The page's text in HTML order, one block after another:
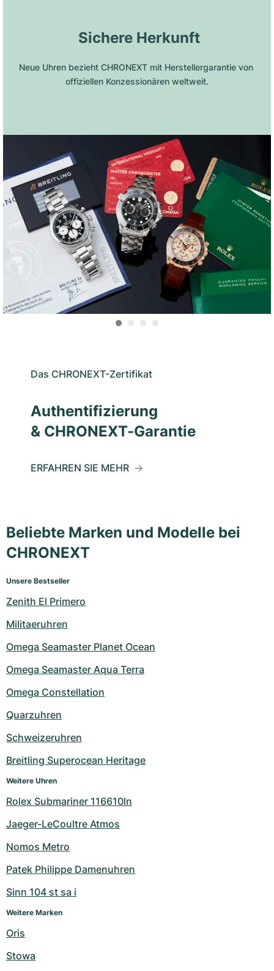
Sichere Herkunft
Neue Uhren bezieht CHRONEXT mit Herstellergarantie von
offiziellen Konzessionären weltweit.
Das CHRONEXT-Zertifikat
Authentifizierung
& CHRONEXT-Garantie
ERFAHREN SIE MEHR
Beliebte Marken und Modelle bei
CHRONEXT
Unsere Bestseller
Zenith El Primero
Militaeruhren
Omega Seamaster Planet Ocean
Omega Seamaster Aqua Terra
Omega Constellation
Quarzuhren
Schweizeruhren
Breitling Superocean Heritage
Weitere Uhren
Rolex Submariner 116610ln
Jaeger-LeCoultre Atmos
Nomos Metro
Patek Philippe Damenuhren
Sinn 104 st sa i
Weitere Marken
Oris
Stowa